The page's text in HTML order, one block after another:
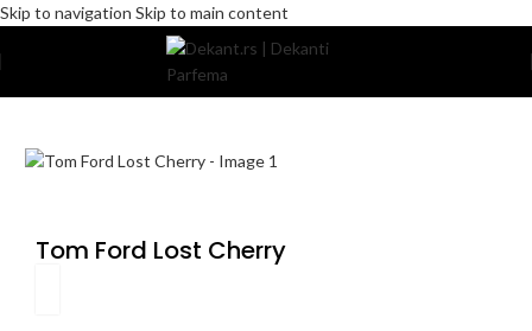
Skip to navigation Skip to main content
Komercijalno
Tom Ford Lost Cherry